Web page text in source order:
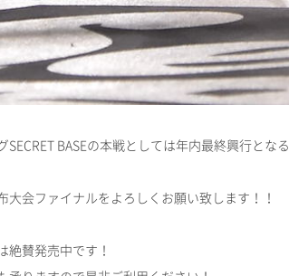
SECRET BASEの本戦としては年内最終興行となる
大会ファイナルをよろしくお願い致します！！
絶賛発売中です！